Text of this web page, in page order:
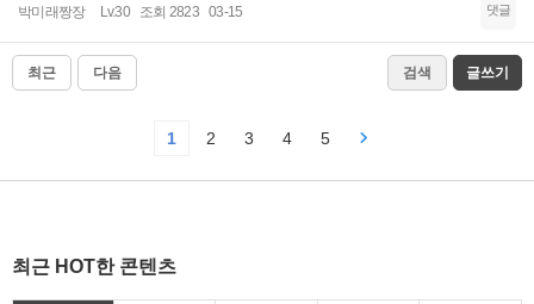
박미래짱장 Lv.30 조회 2823 03-15 댓글
최근 다음 검색 글쓰기
1 2 3 4 5
최근 HOT한 콘텐츠